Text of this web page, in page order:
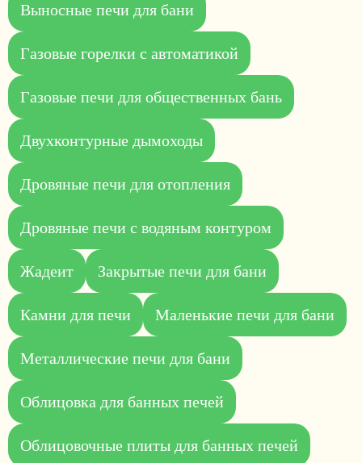
Выносные печи для бани
Газовые горелки с автоматикой
Газовые печи для общественных бань
Двухконтурные дымоходы
Дровяные печи для отопления
Дровяные печи с водяным контуром
Жадеит Закрытые печи для бани
Камни для печи Маленькие печи для бани
Металлические печи для бани
Облицовка для банных печей
Облицовочные плиты для банных печей